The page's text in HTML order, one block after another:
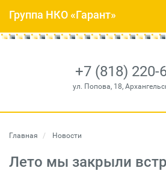
+7 (818) 220-
ул. Попова, 18,
Группа НКО «Гарант»
Главная Новости
Лето мы закрыли